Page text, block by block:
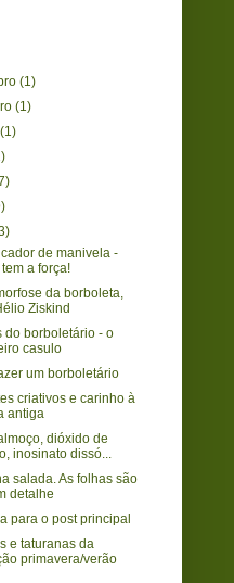
(1)
(1)
(1)
de manivela -
a força!
da borboleta,
Ziskind
do borboletário - o
casulo
um borboletário
criativos e carinho à
antiga
dióxido de
inosinato dissó...
salada. As folhas são
detalhe
para o post principal
e taturanas da
primavera/verão